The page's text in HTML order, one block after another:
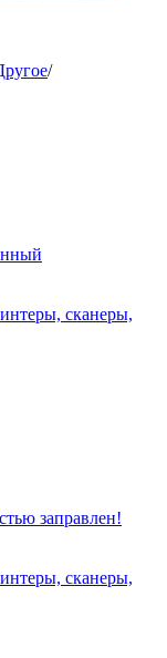
/
сканеры,
заправлен!
сканеры,